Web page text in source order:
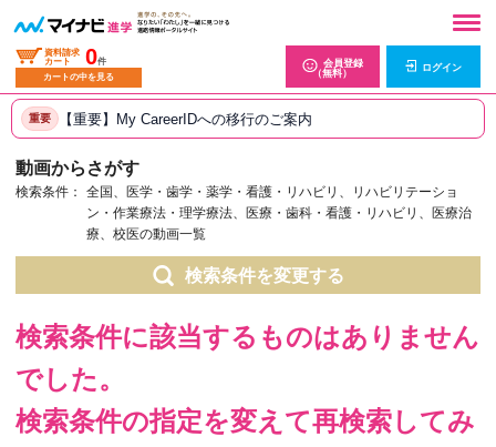
資料請求
カート
0件
カートの中を見る
会員登録
（無料）
ログイン
重要 【重要】My CareerIDへの移行のご案内
動画からさがす
検索条件：
全国、医学・歯学・薬学・看護・リハビリ、リハビリテーショ
ン・作業療法・理学療法、医療・歯科・看護・リハビリ、医療治
療、校医の動画一覧
検索条件を変更する
検索条件に該当するものはありません
でした。
検索条件の指定を変えて再検索してみ